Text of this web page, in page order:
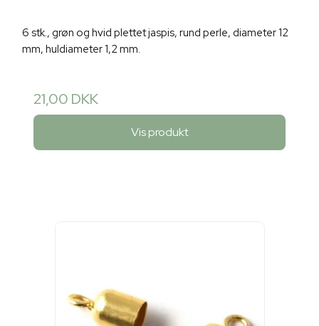
6 stk., grøn og hvid plettet jaspis, rund perle, diameter 12
mm, huldiameter 1,2 mm.
21,00 DKK
Vis produkt